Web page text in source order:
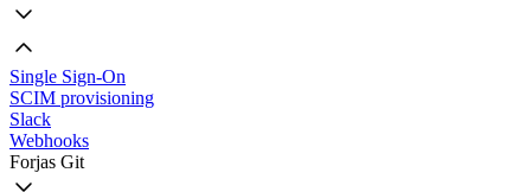
Single Sign-On
SCIM provisioning
Slack
Webhooks
Forjas Git